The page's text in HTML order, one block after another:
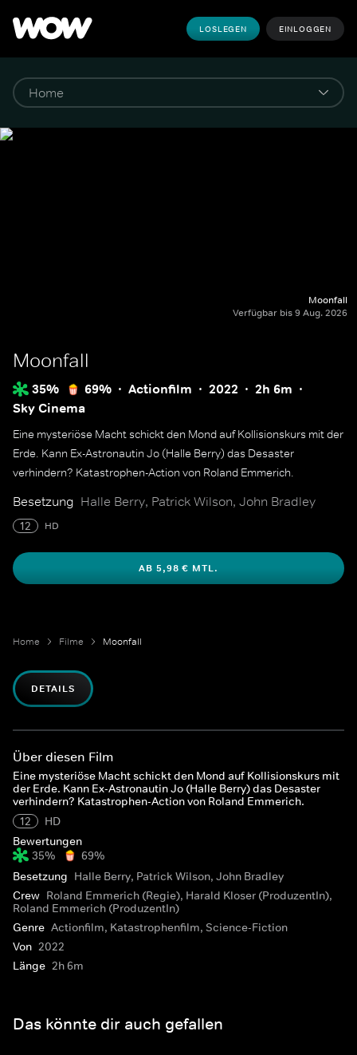
LOSLEGEN EINLOGGEN
Moonfall
Verfügbar bis 9 Aug. 2026
Moonfall
35% 69% Actionfilm 2022
2h 6m
Sky Cinema
Eine mysteriöse Macht schickt den Mond auf Kollisionskurs mit der
Erde. Kann Ex-Astronautin Jo (Halle Berry) das Desaster
verhindern? Katastrophen-Action von Roland Emmerich.
Besetzung Halle Berry, Patrick Wilson, John Bradley
12 HD
AB 5,98 € MTL.
Home Filme Moonfall
DETAILS
Über diesen Film
Eine mysteriöse Macht schickt den Mond auf Kollisionskurs mit
der Erde. Kann Ex-Astronautin Jo (Halle Berry) das Desaster
verhindern? Katastrophen-Action von Roland Emmerich.
12
HD
Bewertungen
35%
69%
Besetzung Halle Berry, Patrick Wilson, John Bradley
Crew Roland Emmerich (Regie), Harald Kloser (ProduzentIn),
Roland Emmerich (ProduzentIn)
Genre Actionfilm, Katastrophenfilm, Science-Fiction
Von 2022
Länge 2h 6m
Das könnte dir auch gefallen